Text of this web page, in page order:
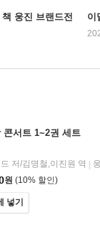
웅진 브랜드전 이
콘서트 1~2권 세트
저/김명철,이진원 역
원 (10% 할인)
넣기